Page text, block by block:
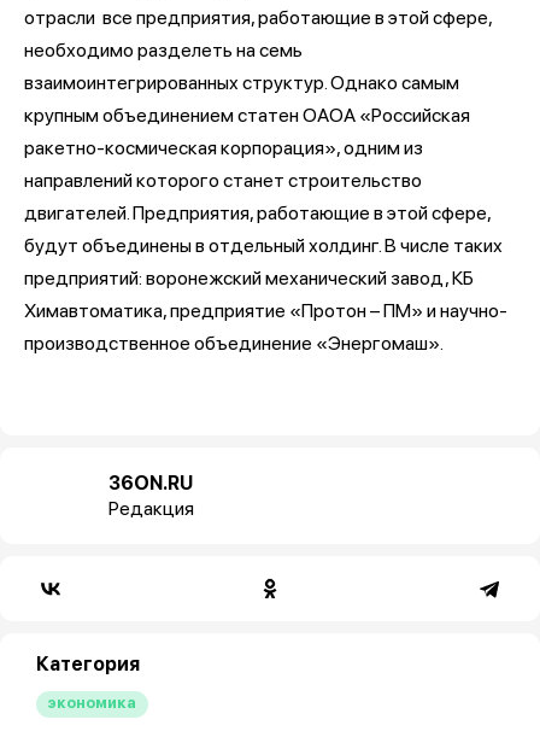
отрасли все предприятия, работающие в этой сфере,
необходимо разделеть на семь
взаимоинтегрированных структур. Однако самым
крупным объединением статен ОАОА «Российская
ракетно-космическая корпорация», одним из
направлений которого станет строительство
двигателей. Предприятия, работающие в этой сфере,
будут объединены в отдельный холдинг. В числе таких
предприятий: воронежский механический завод, КБ
Химавтоматика, предприятие «Протон – ПМ» и научно-
производственное объединение «Энергомаш».
36ON.RU
Редакция
Категория
экономика